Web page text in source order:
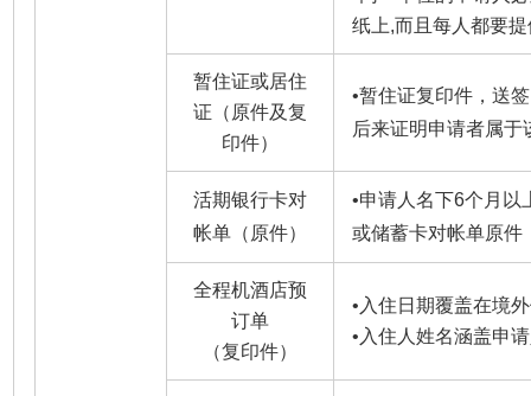
纸上,而且每人都要
暂住证或居住
证（原件及复
印件）
•暂住证复印件，送
后来证明申请者属于
活期银行卡对
帐单（原件）
•申请人名下6个月以
或储蓄卡对帐单原件
全程机酒店预
订单
（复印件）
• 入住日期覆盖在境
• 入住人姓名涵盖申